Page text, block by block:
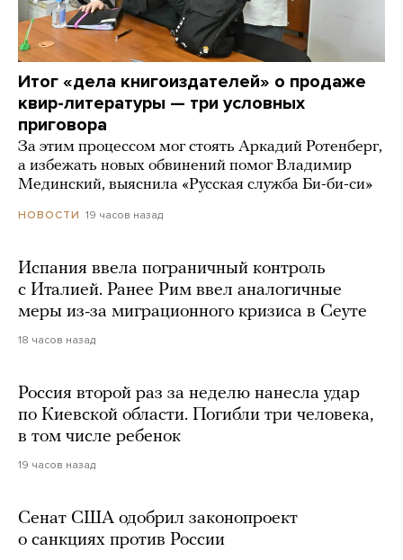
Итог «дела книгоиздателей» о продаже
квир-литературы — три условных
приговора
За этим процессом мог стоять Аркадий Ротенберг,
а избежать новых обвинений помог Владимир
Мединский, выяснила «Русская служба Би-би-си»
НОВОСТИ 19 часов назад
Испания ввела пограничный контроль
с Италией. Ранее Рим ввел аналогичные
меры из-за миграционного кризиса в Сеуте
18 часов назад
Россия второй раз за неделю нанесла удар
по Киевской области. Погибли три человека,
в том числе ребенок
19 часов назад
Сенат США одобрил законопроект
о санкциях против России